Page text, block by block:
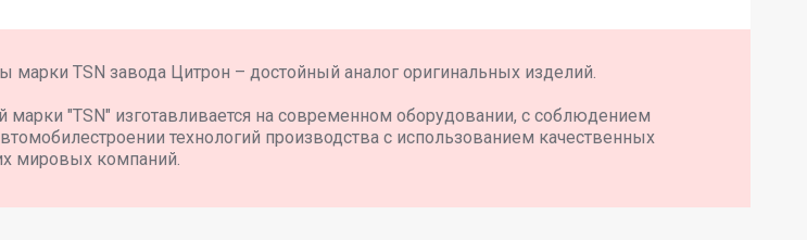
марки TSN завода Цитрон – достойный аналог оригинальных изделий.
марки "TSN" изготавливается на современном оборудовании, с соблюдением
технологий производства с использованием качественных
мировых компаний.